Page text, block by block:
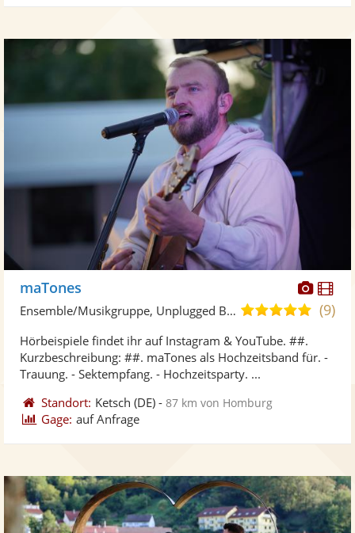
maTones
5,0(9)
Ensemble/Musikgruppe, Unplugged Band/Akustik Band
Hörbeispiele findet ihr auf Instagram & YouTube. ##.
Kurzbeschreibung: ##. maTones als Hochzeitsband für. -
Trauung. - Sektempfang. - Hochzeitsparty. ...
Standort: Ketsch (DE) -87 km von Homburg
Gage: auf Anfrage